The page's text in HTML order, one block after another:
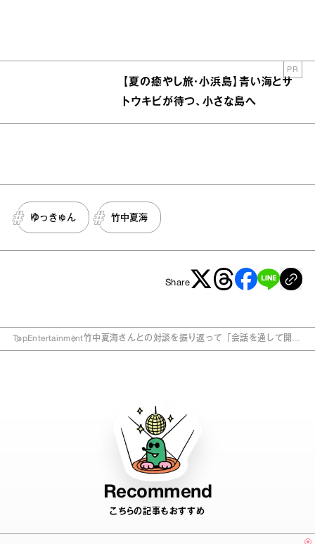
【夏の癒やし旅・小浜島】青い海とサ
トウキビが待つ、小さな島へ
PR
ゆっきゅん 竹中夏海
Share
TopEntertainment竹中夏海さんとの対談を振り返って「会話を通して開か
Recommend
こちらの記事もおすすめ